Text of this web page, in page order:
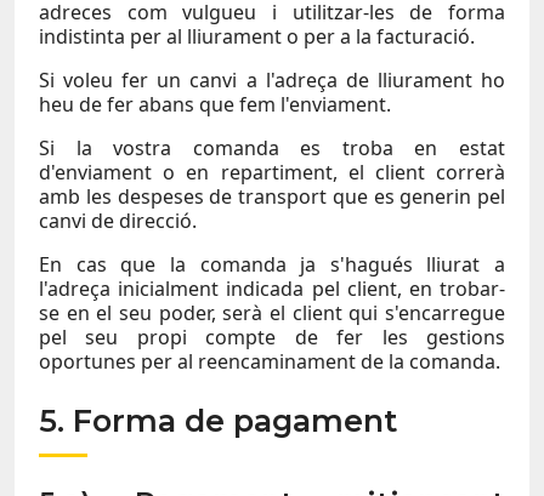
adreces com vulgueu i utilitzar-les de forma
indistinta per al lliurament o per a la facturació.
Si voleu fer un canvi a l'adreça de lliurament ho
heu de fer abans que fem l'enviament.
Si la vostra comanda es troba en estat
d'enviament o en repartiment, el client correrà
amb les despeses de transport que es generin pel
canvi de direcció.
En cas que la comanda ja s'hagués lliurat a
l'adreça inicialment indicada pel client, en trobar-
se en el seu poder, serà el client qui s'encarregue
pel seu propi compte de fer les gestions
oportunes per al reencaminament de la comanda.
5. Forma de pagament